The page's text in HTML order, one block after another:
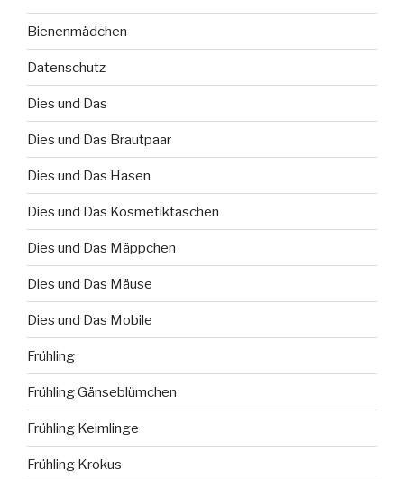
Bienenmädchen
Datenschutz
Dies und Das
Dies und Das Brautpaar
Dies und Das Hasen
Dies und Das Kosmetiktaschen
Dies und Das Mäppchen
Dies und Das Mäuse
Dies und Das Mobile
Frühling
Frühling Gänseblümchen
Frühling Keimlinge
Frühling Krokus